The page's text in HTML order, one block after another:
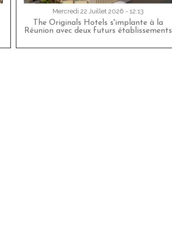
Mercredi 22 Juillet 2026 - 12:13
The Originals Hotels s'implante à la
Réunion avec deux futurs établissements